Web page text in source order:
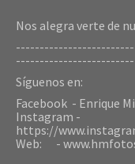
Nos alegra verte de
Síguenos en:
Facebook - Enrique
Instagram -
https://
Web: -